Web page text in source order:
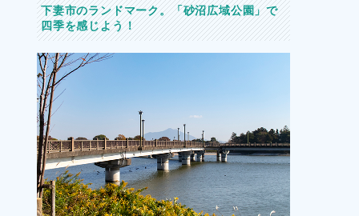
下妻市のランドマーク。「砂沼広域公園」で
四季を感じよう！